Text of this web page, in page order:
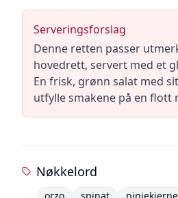
Serveringsforslag
Denne retten passer
hovedrett, servert med et
En frisk, grønn salat med
utfylle smakene på en flott
Nøkkelord